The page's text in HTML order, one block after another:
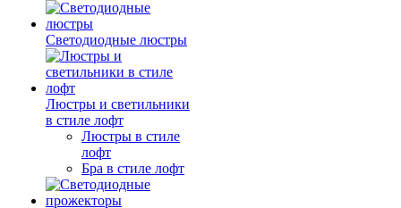
Светодиодные люстры
Люстры и светильники
в стиле лофт
Люстры в стиле
лофт
Бра в стиле лофт